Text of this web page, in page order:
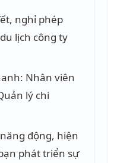
nghỉ phép
lịch công ty
Nhân viên
lý chi
động, hiện
phát triển sự